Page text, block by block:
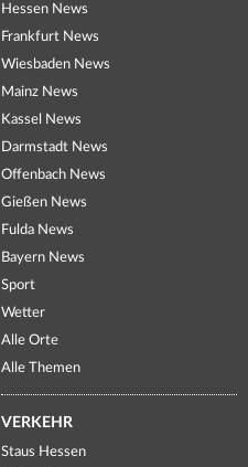
Hessen News
Frankfurt News
Wiesbaden News
Mainz News
Kassel News
Darmstadt News
Offenbach News
Gießen News
Fulda News
Bayern News
Sport
Wetter
Alle Orte
Alle Themen
VERKEHR
Staus Hessen